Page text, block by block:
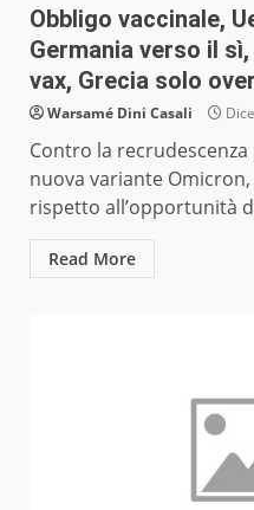
Obbligo vaccinale,
Germania verso il
vax, Grecia solo
Warsamé Dini Casali
Contro la
nuova variante Omicron,
rispetto all’opportunità
Read More